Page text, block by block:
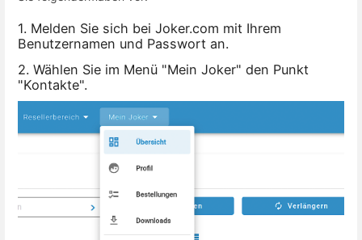
1. Melden Sie sich bei Joker.com mit Ihrem
Benutzernamen und Passwort an.
2. Wählen Sie im Menü "Mein Joker" den Punkt
"Kontakte".